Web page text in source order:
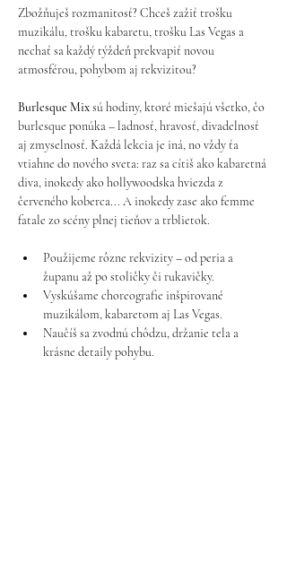
Zbožňuješ rozmanitosť? Chceš zažiť trošku
muzikálu, trošku kabaretu, trošku Las Vegas a
nechať sa každý týždeň prekvapiť novou
atmosférou, pohybom aj rekvizitou?
Burlesque Mix sú hodiny, ktoré miešajú všetko, čo
burlesque ponúka – ladnosť, hravosť, divadelnosť
aj zmyselnosť. Každá lekcia je iná, no vždy ťa
vtiahne do nového sveta: raz sa cítiš ako kabaretná
diva, inokedy ako hollywoodska hviezda z
červeného koberca... A inokedy zase ako femme
fatale zo scény plnej tieňov a trblietok.
Použijeme rôzne rekvizity – od peria a
županu až po stoličky či rukavičky.
Vyskúšame choreografie inšpirované
muzikálom, kabaretom aj Las Vegas.
Naučíš sa zvodnú chôdzu, držanie tela a
krásne detaily pohybu.